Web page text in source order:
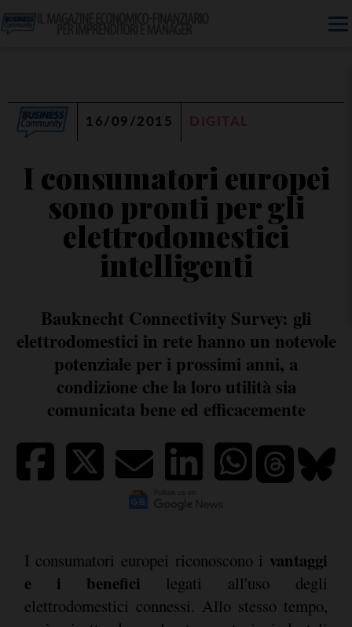
16/09/2015 DIGITAL
I consumatori europei
sono pronti per gli
elettrodomestici
intelligenti
Bauknecht Connectivity Survey: gli
elettrodomestici in rete hanno un notevole
potenziale per i prossimi anni, a
condizione che la loro utilità sia
comunicata bene ed efficacemente
I consumatori europei riconoscono i vantaggi
e i benefici legati all'uso degli
elettrodomestici connessi. Allo stesso tempo,